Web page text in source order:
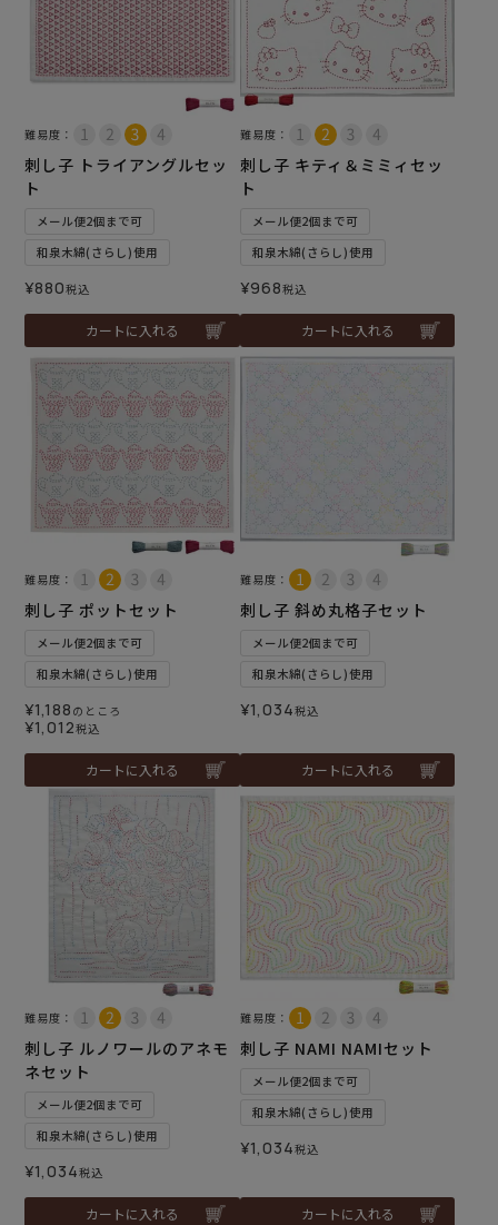
難易度：
刺し子 トライアングルセッ
ト
メール便2個まで可
和泉木綿(さらし)使用
¥880税込
カートに入れる
難易度：
刺し子 キティ＆ミミィセッ
ト
メール便2個まで可
和泉木綿(さらし)使用
¥968税込
カートに入れる
難易度：
刺し子 ポットセット
メール便2個まで可
和泉木綿(さらし)使用
¥1,188 のところ
¥1,012税込
カートに入れる
難易度：
刺し子 斜め丸格子セット
メール便2個まで可
和泉木綿(さらし)使用
¥1,034税込
カートに入れる
難易度：
刺し子 ルノワールのアネモ
ネセット
メール便2個まで可
和泉木綿(さらし)使用
¥1,034税込
カートに入れる
難易度：
刺し子 NAMI NAMIセット
メール便2個まで可
和泉木綿(さらし)使用
¥1,034税込
カートに入れる